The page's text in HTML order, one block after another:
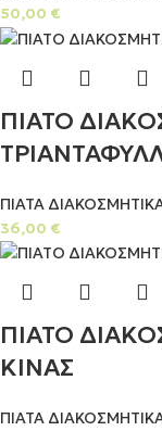
50,00 €
ΠΙΑΤΟ
ΠΙΑΤΑ
36,00 €
ΠΙΑΤΟ
ΚΙΝΑΣ
ΠΙΑΤΑ